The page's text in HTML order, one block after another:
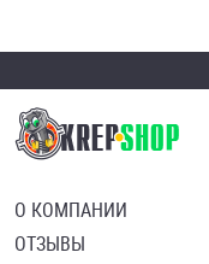
О КОМПАНИИ
ОТЗЫВЫ